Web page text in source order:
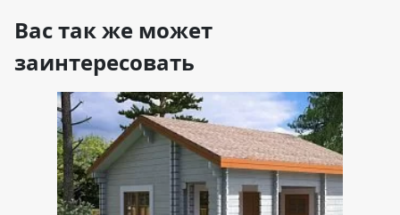
Вас так же может
заинтересовать